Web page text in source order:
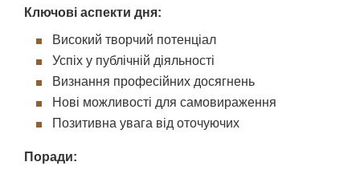
Ключові аспекти дня:
Високий творчий потенціал
Успіх у публічній діяльності
Визнання професійних досягнень
Нові можливості для самовираження
Позитивна увага від оточуючих
Поради: